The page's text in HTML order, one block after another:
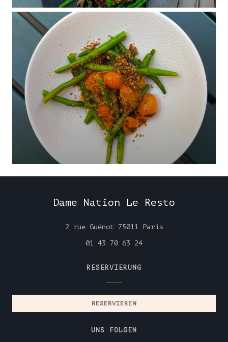
Dame Nation Le Resto
2 rue Guénot 75011 Paris((öffnet ein
01 43 70 63 24
RESERVIERUNG
RESERVIEREN
UNS FOLGEN